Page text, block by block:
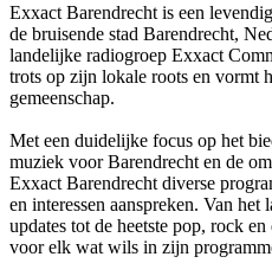
Exxact Barendrecht is een
de bruisende stad Barendrecht,
landelijke radiogroep Exxact
trots op zijn lokale roots en vormt
gemeenschap.
Met een duidelijke focus op het
muziek voor Barendrecht en de
Exxact Barendrecht diverse
en interessen aanspreken. Van het
updates tot de heetste pop, rock
voor elk wat wils in zijn